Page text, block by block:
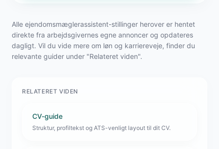
Alle ejendomsmæglerassistent-stillinger herover er hentet
direkte fra arbejdsgivernes egne annoncer og opdateres
dagligt. Vil du vide mere om løn og karriereveje, finder du
relevante guider under "Relateret viden".
RELATERET VIDEN
CV-guide
Struktur, profiltekst og ATS-venligt layout til dit CV.